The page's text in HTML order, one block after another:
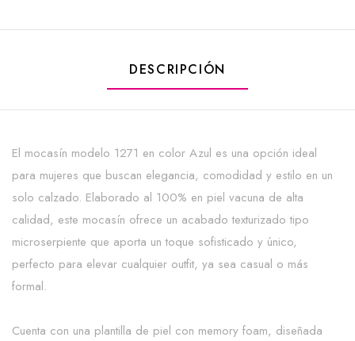
DESCRIPCIÓN
El mocasín modelo 1271 en color Azul es una opción ideal
para mujeres que buscan elegancia, comodidad y estilo en un
solo calzado. Elaborado al 100% en piel vacuna de alta
calidad, este mocasín ofrece un acabado texturizado tipo
microserpiente que aporta un toque sofisticado y único,
perfecto para elevar cualquier outfit, ya sea casual o más
formal.
Cuenta con una plantilla de piel con memory foam, diseñada